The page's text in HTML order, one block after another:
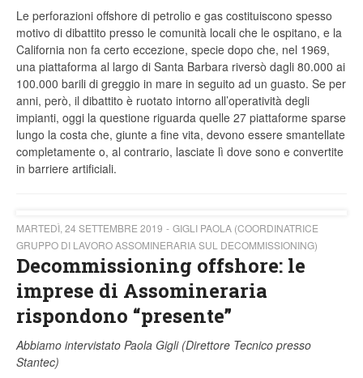
Le perforazioni offshore di petrolio e gas costituiscono spesso
motivo di dibattito presso le comunità locali che le ospitano, e la
California non fa certo eccezione, specie dopo che, nel 1969,
una piattaforma al largo di Santa Barbara riversò dagli 80.000 ai
100.000 barili di greggio in mare in seguito ad un guasto. Se per
anni, però, il dibattito è ruotato intorno all’operatività degli
impianti, oggi la questione riguarda quelle 27 piattaforme sparse
lungo la costa che, giunte a fine vita, devono essere smantellate
completamente o, al contrario, lasciate lì dove sono e convertite
in barriere artificiali.
MARTEDÌ, 24 SETTEMBRE 2019
GIGLI PAOLA (COORDINATRICE
GRUPPO DI LAVORO ASSOMINERARIA SUL DECOMMISSIONING)
Decommissioning offshore: le
imprese di Assomineraria
rispondono “presente”
Abbiamo intervistato Paola Gigli (Direttore Tecnico presso
Stantec)